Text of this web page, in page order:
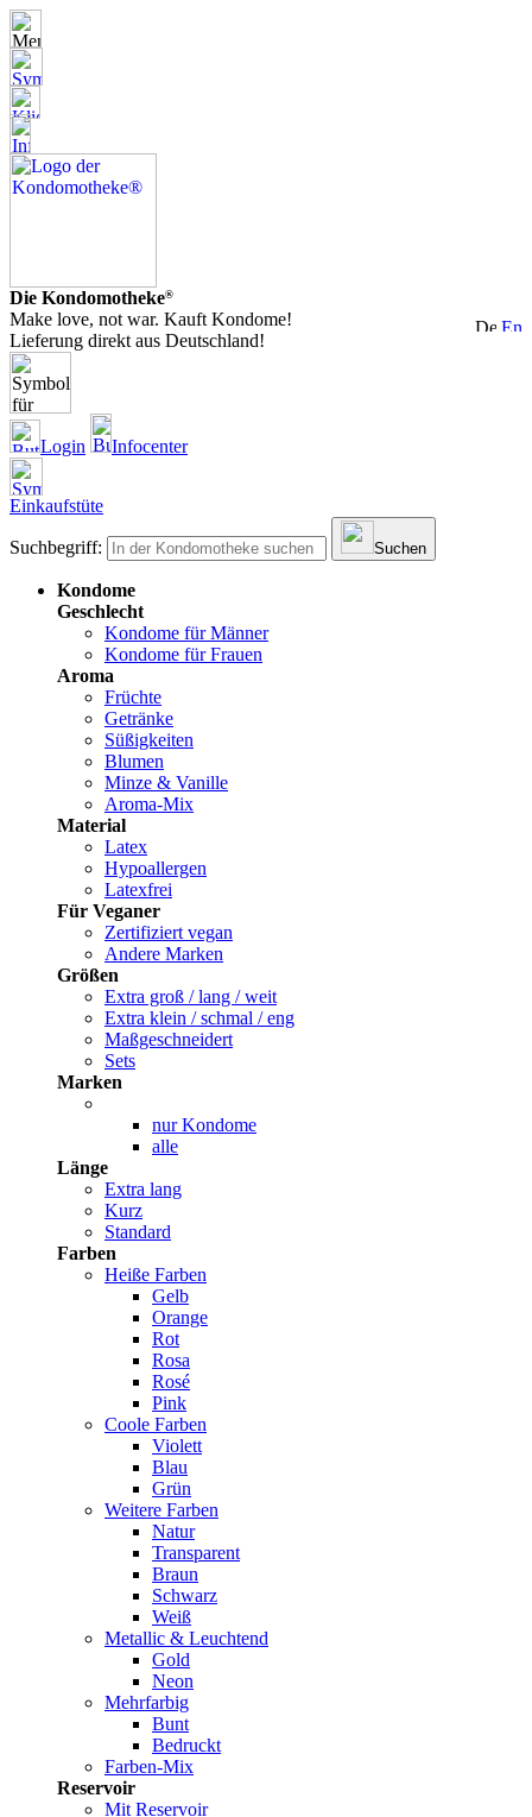
Die Kondomotheke®
Make love, not war. Kauft Kondome!
Lieferung direkt aus Deutschland!
Login Infocenter
Einkaufstüte
Suchbegriff: Suchen
Kondome
Geschlecht
Kondome für Männer
Kondome für Frauen
Aroma
Früchte
Getränke
Süßigkeiten
Blumen
Minze & Vanille
Aroma-Mix
Material
Latex
Hypoallergen
Latexfrei
Für Veganer
Zertifiziert vegan
Andere Marken
Größen
Extra groß / lang / weit
Extra klein / schmal / eng
Maßgeschneidert
Sets
Marken
nur Kondome
alle
Länge
Extra lang
Kurz
Standard
Farben
Heiße Farben
Gelb
Orange
Rot
Rosa
Rosé
Pink
Coole Farben
Violett
Blau
Grün
Weitere Farben
Natur
Transparent
Braun
Schwarz
Weiß
Metallic & Leuchtend
Gold
Neon
Mehrfarbig
Bunt
Bedruckt
Farben-Mix
Reservoir
Mit Reservoir